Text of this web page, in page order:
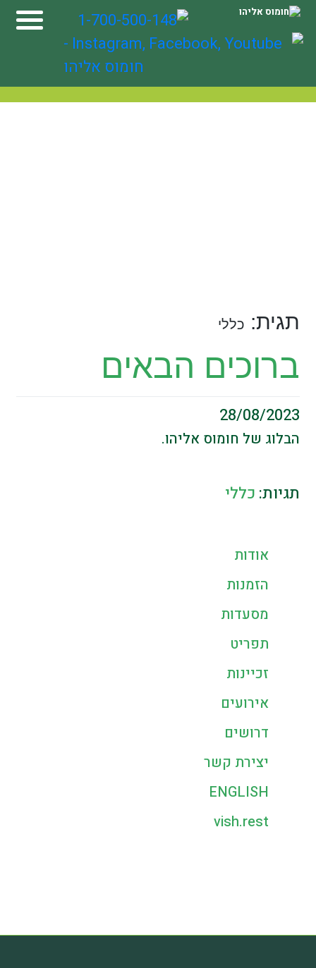
Skip
to
תגית: כללי
ברוכים הבאים
28/08/2023
הבלוג של חומוס אליהו.
תגיות: כללי
אודות
הזמנות
מסעדות
תפריט
זכיינות
אירועים
דרושים
יצירת קשר
ENGLISH
vish.rest